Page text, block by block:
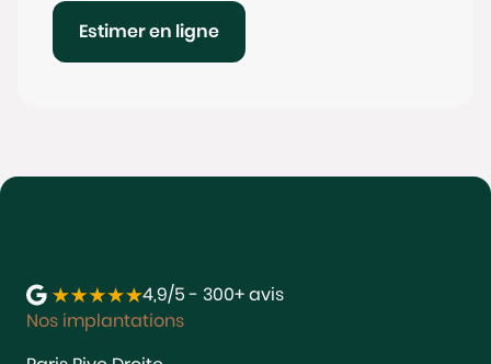
Estimer en ligne
4,9/5 - 300+ avis
Nos implantations